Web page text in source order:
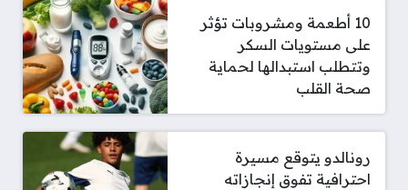
10 أطعمة ومشروبات تؤثر
على مستويات السكر
وتتطلب استبدالها لحماية
صحة القلب
رونالدو يتوقع مسيرة
احترافية تفوق إنجازاته